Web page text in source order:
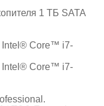
1 ТБ SATA
Intel® Core™ i7-
Intel® Core™ i7-